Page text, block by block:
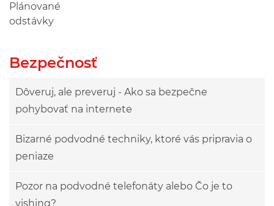
Plánované
odstávky
Bezpečnosť
Dôveruj, ale preveruj - Ako sa bezpečne
pohybovať na internete
Bizarné podvodné techniky, ktoré vás pripravia o
peniaze
Pozor na podvodné telefonáty alebo Čo je to
vishing?